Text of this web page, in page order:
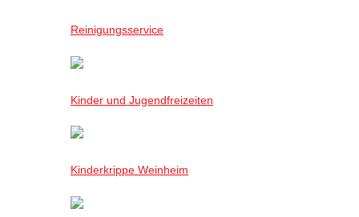
Reinigungsservice
Kinder und Jugendfreizeiten
Kinderkrippe Weinheim